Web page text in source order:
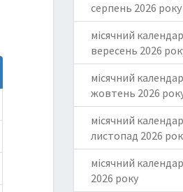
серпень 2026 року
місячний
вересень 2026
місячний
жовтень 2026
місячний
листопад 2026
місячний
2026 року